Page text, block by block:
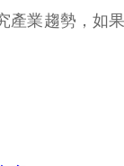
業趨勢，如